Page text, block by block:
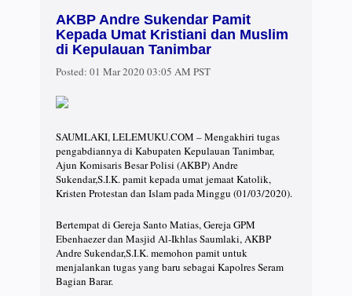
AKBP Andre Sukendar Pamit
Kepada Umat Kristiani dan Muslim
di Kepulauan Tanimbar
Posted: 01 Mar 2020 03:05 AM PST
SAUMLAKI, LELEMUKU.COM – Mengakhiri tugas
pengabdiannya di Kabupaten Kepulauan Tanimbar,
Ajun Komisaris Besar Polisi (AKBP) Andre
Sukendar,S.I.K. pamit kepada umat jemaat Katolik,
Kristen Protestan dan Islam pada Minggu (01/03/2020).
Bertempat di Gereja Santo Matias, Gereja GPM
Ebenhaezer dan Masjid Al-Ikhlas Saumlaki, AKBP
Andre Sukendar,S.I.K. memohon pamit untuk
menjalankan tugas yang baru sebagai Kapolres Seram
Bagian Barar.